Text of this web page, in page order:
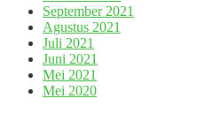
September 2021
Agustus 2021
Juli 2021
Juni 2021
Mei 2021
Mei 2020